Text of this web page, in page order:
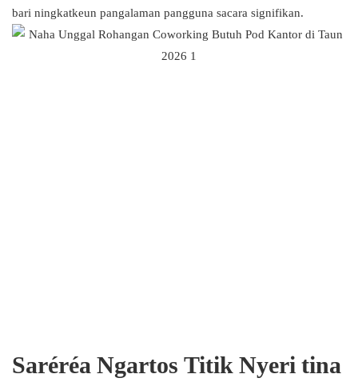
bari ningkatkeun pangalaman pangguna sacara signifikan.
Saréréa Ngartos Titik Nyeri tina